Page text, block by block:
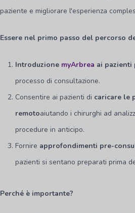
paziente e migliorare l'esperienza
Essere nel primo passo del percorso
Introduzione myArbrea ai pazienti
processo di consultazione.
Consentire ai pazienti di caricare le
remotoaiutando i chirurghi ad
procedure in anticipo.
Fornire approfondimenti pre-
pazienti si sentano preparati prima
Perché è importante?